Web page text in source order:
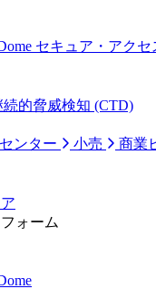
セキュア・アクセ
続的脅威検知 (CTD)
ンター
小売 商業
ォーム